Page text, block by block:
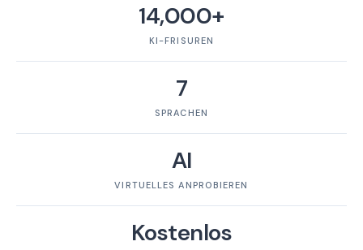
14,000+
KI-FRISUREN
7
SPRACHEN
AI
VIRTUELLES ANPROBIEREN
Kostenlos